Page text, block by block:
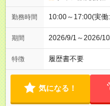
勤務時間 10:00～17:00(実
期間 2026/9/1～2026/
特徴 履歴書不要
気になる！